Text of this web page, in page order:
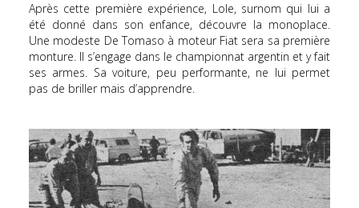
Après cette première expérience, Lole, surnom qui lui a
été donné dans son enfance, découvre la monoplace.
Une modeste De Tomaso à moteur Fiat sera sa première
monture. Il s’engage dans le championnat argentin et y fait
ses armes. Sa voiture, peu performante, ne lui permet
pas de briller mais d’apprendre.